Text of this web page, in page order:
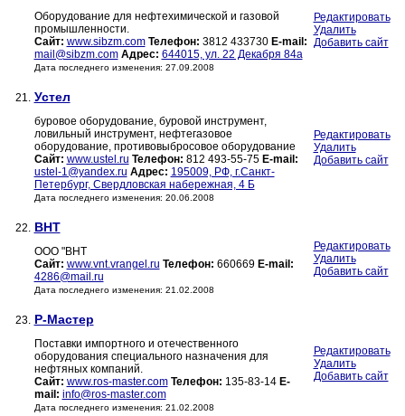
Оборудование для нефтехимической и газовой
промышленности.
Сайт: www.sibzm.com Телефон: 3812 433730 E-mail:
mail@sibzm.com Адрес: 644015, ул. 22 Декабря 84а
Дата последнего изменения: 27.09.2008
Редактировать
Удалить
Добавить сайт
21. Устел
буровое оборудование, буровой инструмент,
ловильный инструмент, нефтегазовое
оборудование, противовыбросовое оборудование
Сайт: www.ustel.ru Телефон: 812 493-55-75 E-mail:
ustel-1@yandex.ru Адрес: 195009, РФ, г.Санкт-
Петербург, Свердловская набережная, 4 Б
Дата последнего изменения: 20.06.2008
Редактировать
Удалить
Добавить сайт
22. ВНТ
ООО "ВНТ
Сайт: www.vnt.vrangel.ru Телефон: 660669 E-mail:
4286@mail.ru
Дата последнего изменения: 21.02.2008
Редактировать
Удалить
Добавить сайт
23. Р-Мастер
Поставки импортного и отечественного
оборудования специального назначения для
нефтяных компаний.
Сайт: www.ros-master.com Телефон: 135-83-14 E-
mail: info@ros-master.com
Дата последнего изменения: 21.02.2008
Редактировать
Удалить
Добавить сайт